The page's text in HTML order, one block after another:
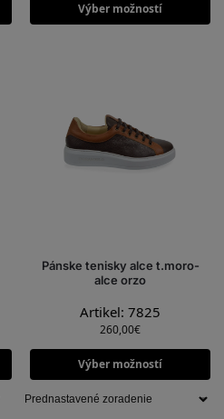
Výber možností
Pánske tenisky alce t.moro-
alce orzo
Artikel: 7825
260,00€
Výber možností